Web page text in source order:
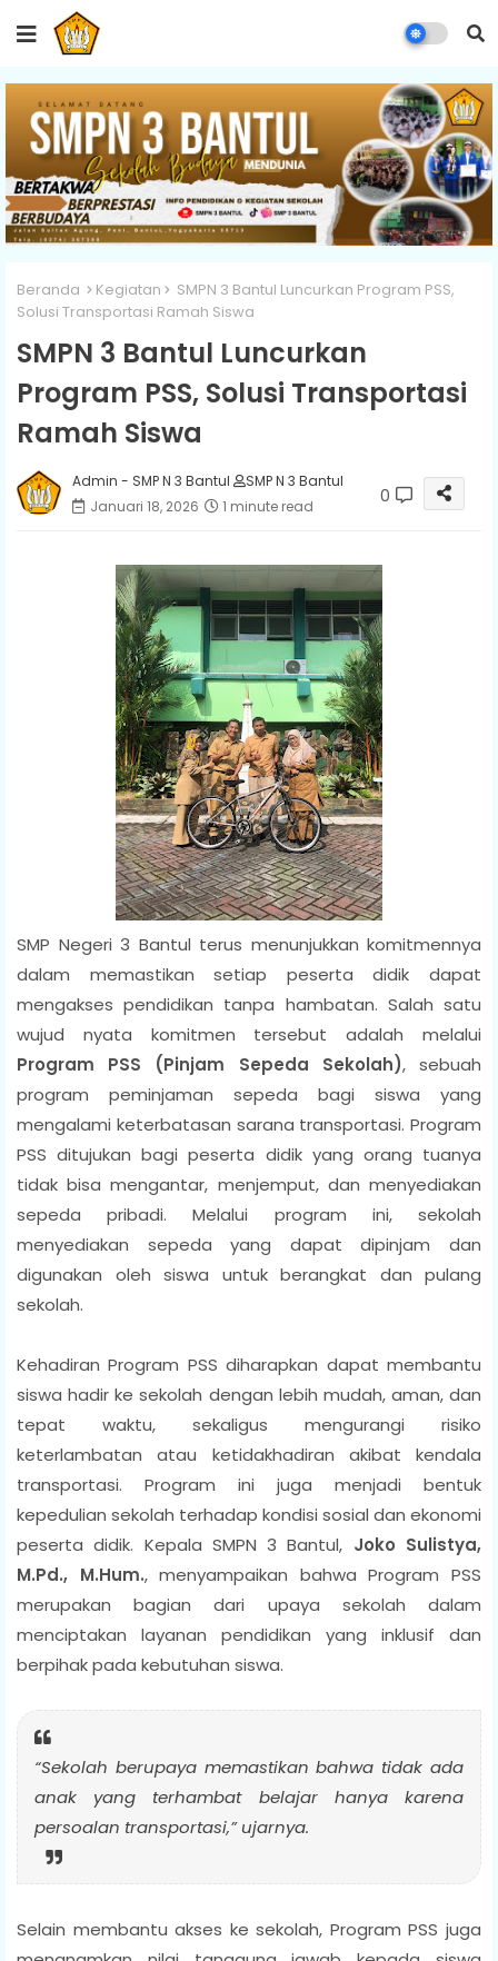
Beranda Kegiatan
SMPN 3 Bantul Luncurkan Program PSS,
Solusi Transportasi Ramah Siswa
SMPN 3 Bantul Luncurkan
Program PSS, Solusi Transportasi
Ramah Siswa
Admin - SMP N 3 Bantul
SMP N 3 Bantul
Januari 18, 2026
1 minute read 0
SMP Negeri 3 Bantul terus menunjukkan komitmennya
dalam memastikan setiap peserta didik dapat
mengakses pendidikan tanpa hambatan. Salah satu
wujud nyata komitmen tersebut adalah melalui
Program PSS (Pinjam Sepeda Sekolah), sebuah
program peminjaman sepeda bagi siswa yang
mengalami keterbatasan sarana transportasi. Program
PSS ditujukan bagi peserta didik yang orang tuanya
tidak bisa mengantar, menjemput, dan menyediakan
sepeda pribadi. Melalui program ini, sekolah
menyediakan sepeda yang dapat dipinjam dan
digunakan oleh siswa untuk berangkat dan pulang
sekolah.
Kehadiran Program PSS diharapkan dapat membantu
siswa hadir ke sekolah dengan lebih mudah, aman, dan
tepat waktu, sekaligus mengurangi risiko
keterlambatan atau ketidakhadiran akibat kendala
transportasi. Program ini juga menjadi bentuk
kepedulian sekolah terhadap kondisi sosial dan ekonomi
peserta didik. Kepala SMPN 3 Bantul, Joko Sulistya,
M.Pd., M.Hum., menyampaikan bahwa Program PSS
merupakan bagian dari upaya sekolah dalam
menciptakan layanan pendidikan yang inklusif dan
berpihak pada kebutuhan siswa.
“Sekolah berupaya memastikan bahwa tidak ada
anak yang terhambat belajar hanya karena
persoalan transportasi,” ujarnya.
Selain membantu akses ke sekolah, Program PSS juga